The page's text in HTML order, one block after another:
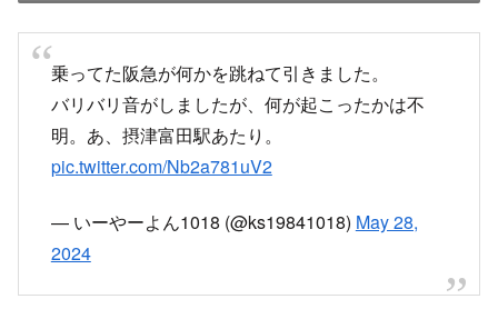
乗ってた阪急が何かを跳ねて引きました。
バリバリ音がしましたが、何が起こったかは不
明。あ、摂津富田駅あたり。
pic.twitter.com/Nb2a781uV2
— いーやーよん1018 (@ks19841018) May 28,
2024